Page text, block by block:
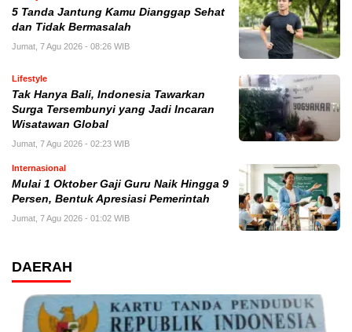
5 Tanda Jantung Kamu Dianggap Sehat
dan Tidak Bermasalah
Jumat, 7 Agu 2026 - 08:26 WIB
Lifestyle
Tak Hanya Bali, Indonesia Tawarkan
Surga Tersembunyi yang Jadi Incaran
Wisatawan Global
Jumat, 7 Agu 2026 - 02:23 WIB
Internasional
Mulai 1 Oktober Gaji Guru Naik Hingga 9
Persen, Bentuk Apresiasi Pemerintah
Jumat, 7 Agu 2026 - 01:02 WIB
DAERAH